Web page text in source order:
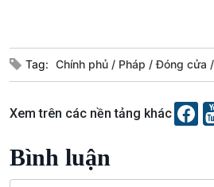
Tin Văn hoá & Du lịch
Câu chuyện Thể thao
Ảnh
Tag: Chính phủ Pháp Đóng cửa
Xem trên các nền tảng khác
Bình luận